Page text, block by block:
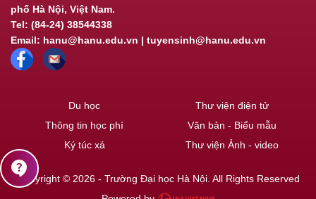
phố Hà Nội, Việt Nam.
Tel: (84-24) 38544338
Email: hanu@hanu.edu.vn | tuyensinh@hanu.edu.vn
Du học
Thông tin học phí
Ký túc xá
Thư viện điện tử
Văn bản - Biểu mẫu
Thư viện Ảnh - video
Copyright © 2026 - Trường Đại học Hà Nội. All Rights Reserved
contact_support